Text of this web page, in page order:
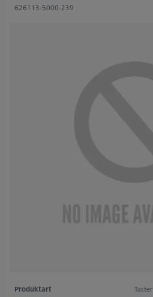
626113-5000-239
Produktart Taster